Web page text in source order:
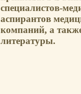
специалистов-
аспирантов
компаний, а
литературы.